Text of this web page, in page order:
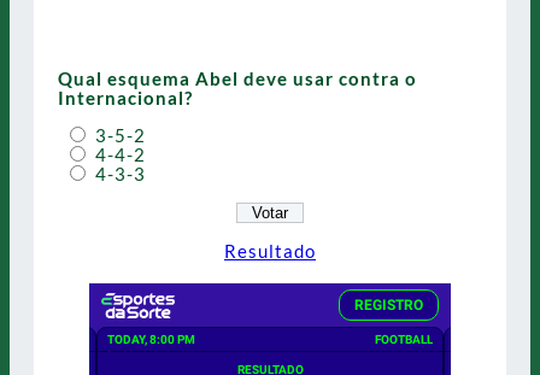
Qual esquema Abel deve usar contra o
Internacional?
3-5-2
4-4-2
4-3-3
Resultado